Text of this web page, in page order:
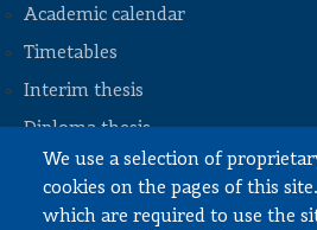
We use a selection of
cookies on the pages of this
which are required to use the
STOPKA
Academic calendar
Timetables
Interim thesis
Diploma thesis
Internships and work
Documents to download